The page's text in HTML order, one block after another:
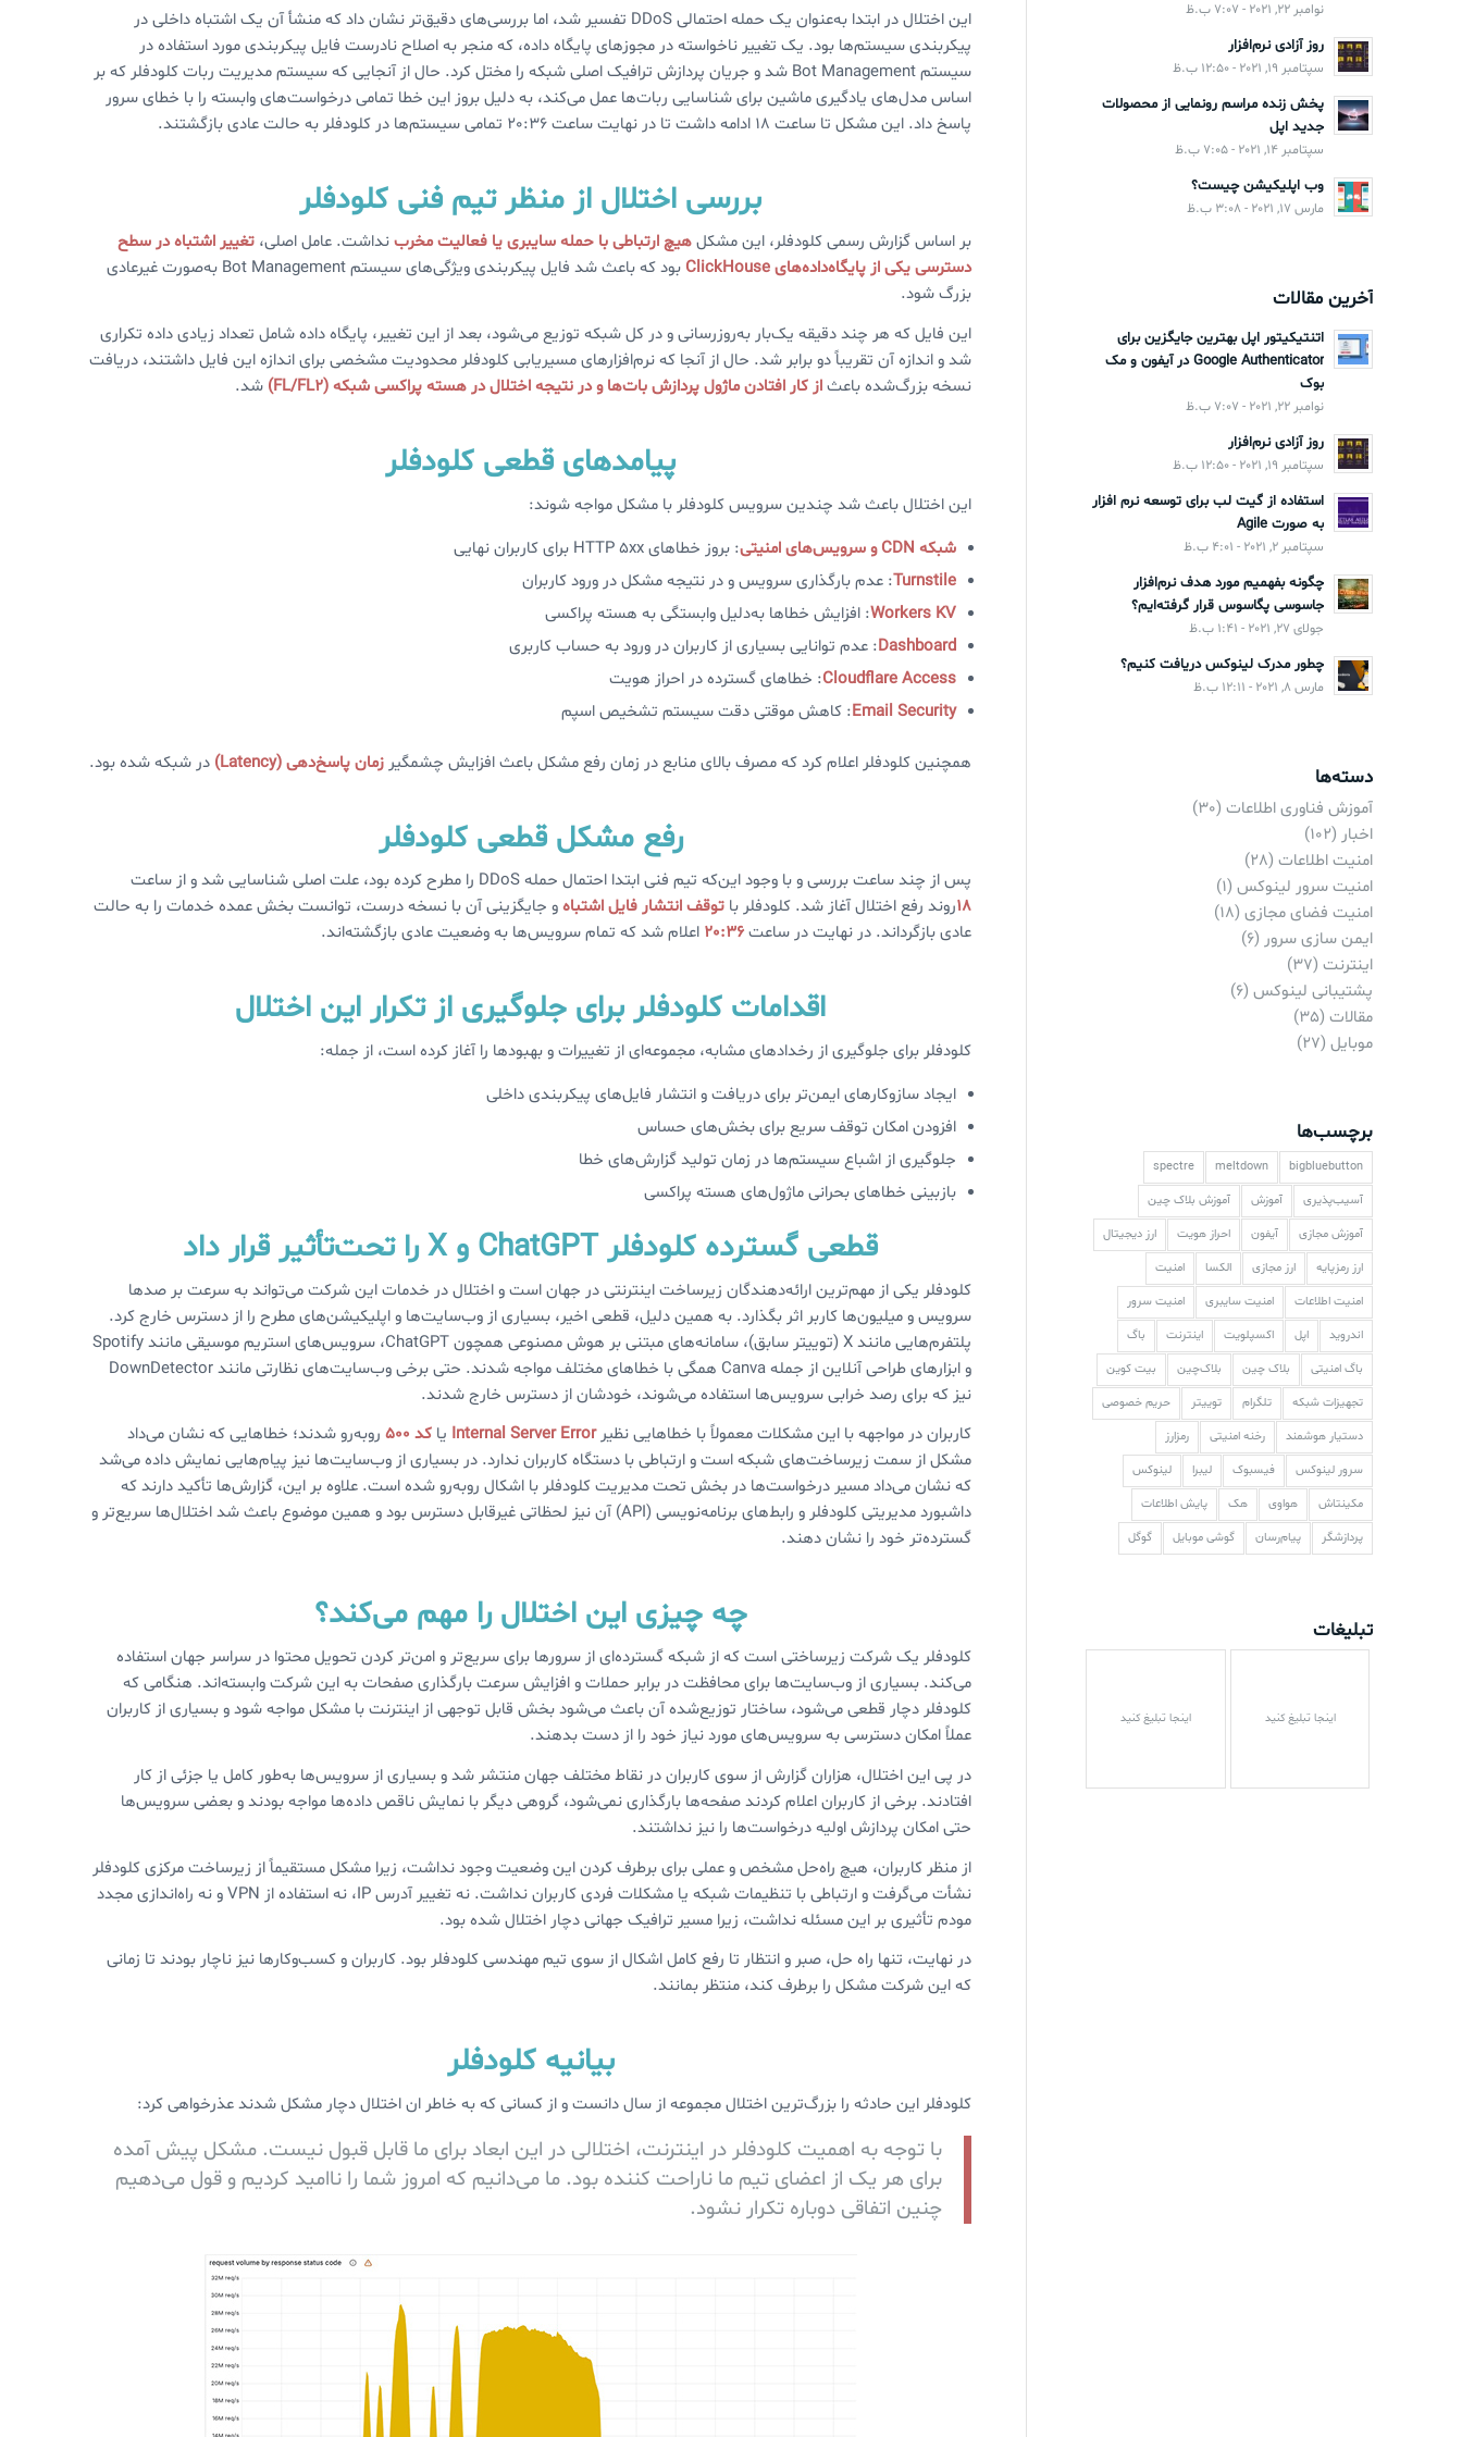
این اختلال در ابتدا به‌عنوان یک حمله احتمالی DDoS تفسیر شد، اما بررسی‌های دقیق‌تر نشان داد که منشأ آن یک اشتباه داخلی در
پیکربندی سیستم‌ها بود. یک تغییر ناخواسته در مجوزهای پایگاه داده، که منجر به اصلاح نادرست فایل پیکربندی مورد استفاده در
سیستم Bot Management شد و جریان پردازش ترافیک اصلی شبکه را مختل کرد. حال از آنجایی که سیستم مدیریت ربات کلودفلر که بر
اساس مدل‌های یادگیری ماشین برای شناسایی ربات‌ها عمل می‌کند، به دلیل بروز این خطا تمامی درخواست‌های وابسته را با خطای سرور
پاسخ داد. این مشکل تا ساعت 18 ادامه داشت تا در نهایت ساعت 20:36 تمامی سیستم‌ها در کلودفلر به حالت عادی بازگشتند.
بررسی اختلال از منظر تیم فنی کلودفلر
بر اساس گزارش رسمی کلودفلر، این مشکلهیچ ارتباطی با حمله سایبری یا فعالیت مخربنداشت. عامل اصلی، تغییر اشتباه در سطح
دسترسی یکی از پایگاه‌داده‌های ClickHouse
بود که باعث شد فایل پیکربندی ویژگی‌های سیستم Bot Management به‌صورت غیرعادی
بزرگ شود.
این فایل که هر چند دقیقه یک‌بار به‌روزرسانی و در کل شبکه توزیع می‌شود، بعد از این تغییر، پایگاه داده شامل تعداد زیادی داده تکراری
شد و اندازه آن تقریباً دو برابر شد. حال از آنجا که نرم‌افزارهای مسیریابی کلودفلر محدودیت مشخصی برای اندازه این فایل داشتند، دریافت
نسخه بزرگ‌شده باعثاز کار افتادن ماژول پردازش بات‌ها و در نتیجه اختلال در هسته پراکسی شبکه (FL/FL2) شد.
پیامدهای قطعی کلودفلر
این اختلال باعث شد چندین سرویس کلودفلر با مشکل مواجه شوند:
شبکه CDN و سرویس‌های امنیتی
: بروز خطاهای HTTP 5xx برای کاربران نهایی
Turnstile: عدم بارگذاری سرویس و در نتیجه مشکل در ورود کاربران
Workers KV: افزایش خطاها به‌دلیل وابستگی به هسته پراکسی
Dashboard: عدم توانایی بسیاری از کاربران در ورود به حساب کاربری
Cloudflare Access: خطاهای گسترده در احراز هویت
Email Security: کاهش موقتی دقت سیستم تشخیص اسپم
همچنین کلودفلر اعلام کرد که مصرف بالای منابع در زمان رفع مشکل باعث افزایش چشمگیر زمان پاسخ‌دهی (Latency) در شبکه شده بود.
رفع مشکل قطعی کلودفلر
پس از چند ساعت بررسی و با وجود این‌که تیم فنی ابتدا احتمال حمله DDoS را مطرح کرده بود، علت اصلی شناسایی شد و از ساعت
18روند رفع اختلال آغاز شد. کلودفلر با توقف انتشار فایل اشتباهو جایگزینی آن با نسخه درست، توانست بخش عمده خدمات را به حالت
عادی بازگرداند. در نهایت در ساعت20:36 اعلام شد که تمام سرویس‌ها به وضعیت عادی بازگشته‌اند.
اقدامات کلودفلر برای جلوگیری از تکرار این اختلال
کلودفلر برای جلوگیری از رخدادهای مشابه، مجموعه‌ای از تغییرات و بهبودها را آغاز کرده است، از جمله:
ایجاد سازوکارهای ایمن‌تر برای دریافت و انتشار فایل‌های پیکربندی داخلی
افزودن امکان توقف سریع برای بخش‌های حساس
جلوگیری از اشباع سیستم‌ها در زمان تولید گزارش‌های خطا
بازبینی خطاهای بحرانی ماژول‌های هسته پراکسی
قطعی گسترده کلودفلر ChatGPT و X را تحت‌تأثیر قرار داد
کلودفلر یکی از مهم‌ترین ارائه‌دهندگان زیرساخت اینترنتی در جهان است و اختلال در خدمات این شرکت می‌تواند به سرعت بر صدها
سرویس و میلیون‌ها کاربر اثر بگذارد. به همین دلیل، قطعی اخیر، بسیاری از وب‌سایت‌ها و اپلیکیشن‌های مطرح را از دسترس خارج کرد.
پلتفرم‌هایی مانند X (توییتر سابق)، سامانه‌های مبتنی بر هوش مصنوعی همچون ChatGPT، سرویس‌های استریم موسیقی مانند Spotify
و ابزارهای طراحی آنلاین از جمله Canva همگی با خطاهای مختلف مواجه شدند. حتی برخی وب‌سایت‌های نظارتی مانند DownDetector
نیز که برای رصد خرابی سرویس‌ها استفاده می‌شوند، خودشان از دسترس خارج شدند.
کاربران در مواجهه با این مشکلات معمولاً با خطاهایی نظیرInternal Server Error یا کد 500
روبه‌رو شدند؛ خطاهایی که نشان می‌داد
مشکل از سمت زیرساخت‌های شبکه است و ارتباطی با دستگاه کاربران ندارد. در بسیاری از وب‌سایت‌ها نیز پیام‌هایی نمایش داده می‌شد
که نشان می‌داد مسیر درخواست‌ها در بخش تحت مدیریت کلودفلر با اشکال روبه‌رو شده است. علاوه بر این، گزارش‌ها تأکید دارند که
داشبورد مدیریتی کلودفلر و رابط‌های برنامه‌نویسی (API) آن نیز لحظاتی غیرقابل دسترس بود و همین موضوع باعث شد اختلال‌ها سریع‌تر و
گسترده‌تر خود را نشان دهند.
چه چیزی این اختلال را مهم می‌کند؟
کلودفلر یک شرکت زیرساختی است که از شبکه گسترده‌ای از سرورها برای سریع‌تر و امن‌تر کردن تحویل محتوا در سراسر جهان استفاده
می‌کند. بسیاری از وب‌سایت‌ها برای محافظت در برابر حملات و افزایش سرعت بارگذاری صفحات به این شرکت وابسته‌اند. هنگامی که
کلودفلر دچار قطعی می‌شود، ساختار توزیع‌شده آن باعث می‌شود بخش قابل توجهی از اینترنت با مشکل مواجه شود و بسیاری از کاربران
عملاً امکان دسترسی به سرویس‌های مورد نیاز خود را از دست بدهند.
در پی این اختلال، هزاران گزارش از سوی کاربران در نقاط مختلف جهان منتشر شد و بسیاری از سرویس‌ها به‌طور کامل یا جزئی از کار
افتادند. برخی از کاربران اعلام کردند صفحه‌ها بارگذاری نمی‌شود، گروهی دیگر با نمایش ناقص داده‌ها مواجه بودند و بعضی سرویس‌ها
حتی امکان پردازش اولیه درخواست‌ها را نیز نداشتند.
از منظر کاربران، هیچ راه‌حل مشخص و عملی برای برطرف کردن این وضعیت وجود نداشت، زیرا مشکل مستقیماً از زیرساخت مرکزی کلودفلر
نشأت می‌گرفت و ارتباطی با تنظیمات شبکه یا مشکلات فردی کاربران نداشت. نه تغییر آدرس IP، نه استفاده از VPN و نه راه‌اندازی مجدد
مودم تأثیری بر این مسئله نداشت، زیرا مسیر ترافیک جهانی دچار اختلال شده بود.
در نهایت، تنها راه حل، صبر و انتظار تا رفع کامل اشکال از سوی تیم مهندسی کلودفلر بود. کاربران و کسب‌وکارها نیز ناچار بودند تا زمانی
که این شرکت مشکل را برطرف کند، منتظر بمانند.
بیانیه کلودفلر
کلودفلر این حادثه را بزرگ‌ترین اختلال مجموعه از سال دانست و از کسانی که به خاطر ان اختلال دچار مشکل شدند عذرخواهی کرد:
با توجه به اهمیت کلودفلر در اینترنت، اختلالی در این ابعاد برای ما قابل قبول نیست. مشکل پیش آمده
برای هر یک از اعضای تیم ما ناراحت کننده بود. ما می‌دانیم که امروز شما را ناامید کردیم و قول می‌دهیم
چنین اتفاقی دوباره تکرار نشود.
نوامبر 22, 2021 - 7:07 ب.ظ
روز آزادی نرم‌افزار
سپتامبر 19, 2021 - 12:50 ب.ظ
پخش زنده مراسم رونمایی از محصولات
جدید اپل
سپتامبر 14, 2021 - 7:05 ب.ظ
وب اپلیکیشن چیست؟
مارس 17, 2021 - 3:08 ب.ظ
آخرین مقالات
اتنتیکیتور اپل بهترین جایگزین برای
Google Authenticator در آیفون و مک
بوک
نوامبر 22, 2021 - 7:07 ب.ظ
روز آزادی نرم‌افزار
سپتامبر 19, 2021 - 12:50 ب.ظ
استفاده از گیت لب برای توسعه نرم افزار
به صورت Agile
سپتامبر 2, 2021 - 4:01 ب.ظ
چگونه بفهمیم مورد هدف نرم‌افزار
جاسوسی پگاسوس قرار گرفته‌ایم؟
جولای 27, 2021 - 1:41 ب.ظ
چطور مدرک لینوکس دریافت کنیم؟
مارس 8, 2021 - 12:11 ب.ظ
دسته‌ها
آموزش فناوری اطلاعات (30)
اخبار (102)
امنیت اطلاعات (28)
امنیت سرور لینوکس (1)
امنیت فضای مجازی (18)
ایمن سازی سرور (6)
اینترنت (37)
پشتیبانی لینوکس (6)
مقالات (35)
موبایل (27)
برچسب‌ها
bigbluebutton
meltdown
spectre
آسیب‌پذیری آموزش آموزش بلاک چین
آموزش مجازی آیفون احراز هویت ارز دیجیتال
ارز رمزپایه ارز مجازی الکسا امنیت
امنیت اطلاعات امنیت سایبری امنیت سرور
اندروید اپل اکسپلویت اینترنت باگ
باگ امنیتی بلاک چین بلاک‌چین بیت کوین
تجهیزات شبکه تلگرام توییتر حریم خصوصی
دستیار هوشمند رخنه امنیتی رمزارز
سرور لینوکس فیسبوک لیبرا لینوکس
مکینتاش هواوی هک پایش اطلاعات
پردازشگر پیام‌رسان گوشی موبایل گوگل
تبلیغات
اینجا تبلیغ کنید اینجا تبلیغ کنید